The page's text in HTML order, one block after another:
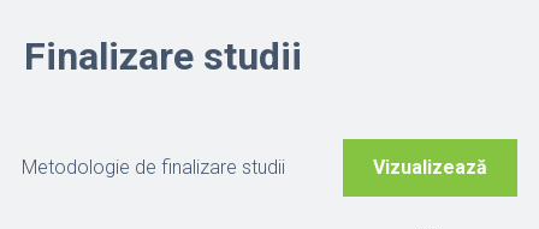
Finalizare studii
Metodologie de finalizare studii Vizualizează